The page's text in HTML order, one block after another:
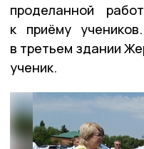
проделанной
к приёму
в третьем здании
ученик.